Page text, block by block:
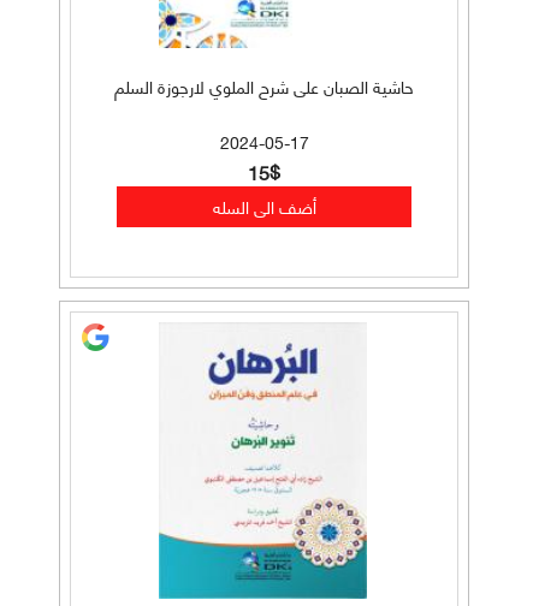
حاشية الصبان على شرح الملوي لارجوزة السلم
2024-05-17
15$